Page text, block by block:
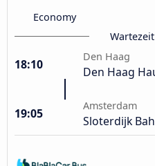
Economy
18:10
Den Haag
Den Haag
19:05
Amsterdam
Sloterdijk